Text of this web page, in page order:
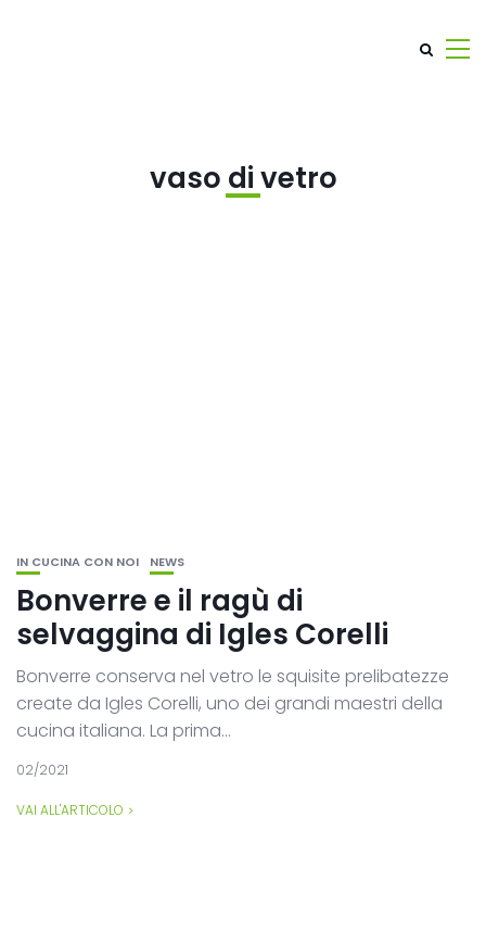
vaso di vetro
IN CUCINA CON NOI NEWS
Bonverre e il ragù di
selvaggina di Igles Corelli
Bonverre conserva nel vetro le squisite prelibatezze
create da Igles Corelli, uno dei grandi maestri della
cucina italiana. La prima...
02/2021
VAI ALL'ARTICOLO